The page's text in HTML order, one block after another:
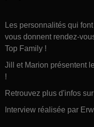
Les personnalités qui
vous donnent rendez-
Top Family !
Jill et Marion présentent
!
Retrouvez plus d'infos
Interview réalisée par